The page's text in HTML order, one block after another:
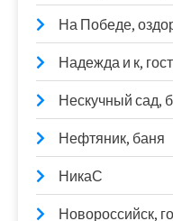
На Победе,
Надежда и к,
Нескучный сад,
Нефтяник, баня
НикаС
Новороссийск,